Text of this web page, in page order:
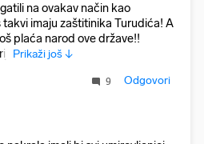
na ovakav način kao
takvi imaju zaštitinika Turudića! A
plaća narod ove države!!
Prikaži još ↓
9 Odgovori